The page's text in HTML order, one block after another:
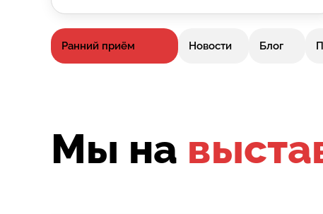
Ранний приём Новости Блог
Мы на